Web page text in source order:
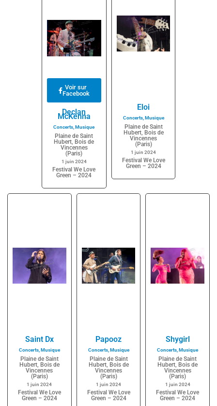
Voir sur
Facebook
Declan
McKenna
Concerts,Musique
Plaine de Saint
Hubert, Bois de
Vincennes
(Paris)
1 juin 2024
Festival We Love
Green – 2024
Eloi
Concerts,Musique
Plaine de Saint
Hubert, Bois de
Vincennes
(Paris)
1 juin 2024
Festival We Love
Green – 2024
Saint Dx
Concerts,Musique
Plaine de Saint
Hubert, Bois de
Vincennes
(Paris)
1 juin 2024
Festival We Love
Green – 2024
Papooz
Concerts,Musique
Plaine de Saint
Hubert, Bois de
Vincennes
(Paris)
1 juin 2024
Festival We Love
Green – 2024
Shygirl
Concerts,Musique
Plaine de Saint
Hubert, Bois de
Vincennes
(Paris)
1 juin 2024
Festival We Love
Green – 2024